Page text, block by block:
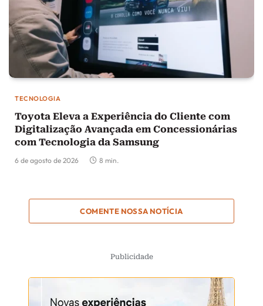
TECNOLOGIA
Toyota Eleva a Experiência do Cliente com
Digitalização Avançada em Concessionárias
com Tecnologia da Samsung
6 de agosto de 2026 8 min.
COMENTE NOSSA NOTÍCIA
Publicidade